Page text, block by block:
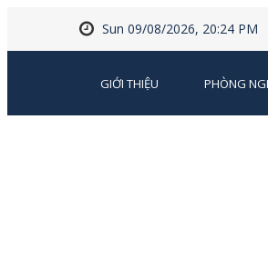
Sun 09/08/2026, 20:24 PM
GIỚI THIỆU PHÒNG